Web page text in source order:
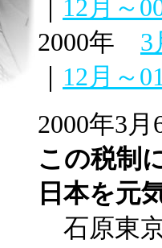
12月～
2000年 3
12月～
2000年3月
この税制
日本を元
石原東